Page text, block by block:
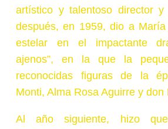
artístico y talentoso director
después, en 1959, dio a María
estelar en el impactante
ajenos”, en la que la
reconocidas figuras de la
Monti, Alma Rosa Aguirre y don
Al año siguiente, hizo